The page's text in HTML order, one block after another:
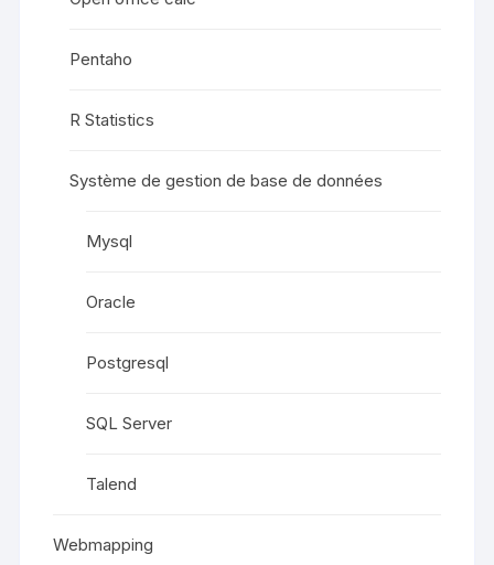
Pentaho
R Statistics
Système de gestion de base de données
Mysql
Oracle
Postgresql
SQL Server
Talend
Webmapping